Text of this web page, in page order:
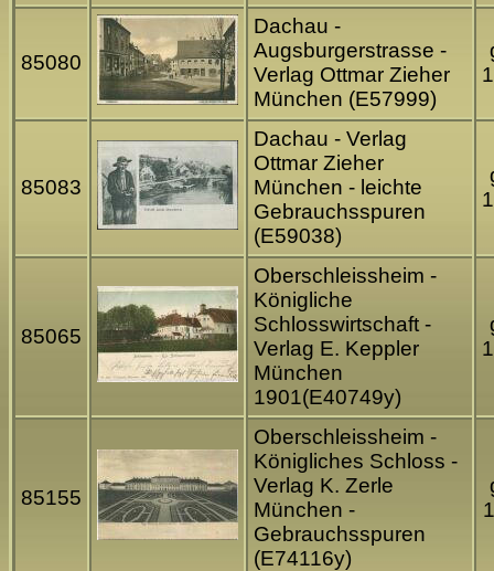
85080
Dachau -
Augsburgerstrasse -
Verlag Ottmar Zieher
München (E57999)
85083
Dachau - Verlag
Ottmar Zieher
München - leichte
Gebrauchsspuren
(E59038)
85065
Oberschleissheim -
Königliche
Schlosswirtschaft -
Verlag E. Keppler
München
1901(E40749y)
85155
Oberschleissheim -
Königliches Schloss -
Verlag K. Zerle
München -
Gebrauchsspuren
(E74116y)